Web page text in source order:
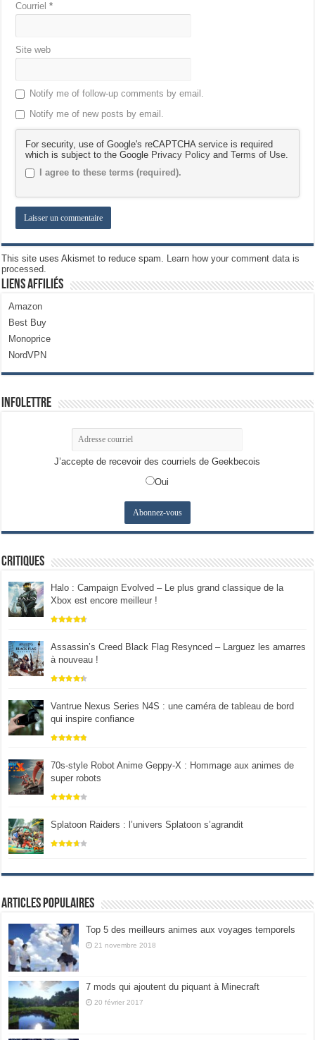
Courriel*
Site web
Notify me of follow-up comments by email.
Notify me of new posts by email.
For security, use of Google's reCAPTCHA service is required
which is subject to the Google Privacy Policy andTerms of Use.
I agree to these terms (required).
This site uses Akismet to reduce spam. Learn how your comment data is
processed.
Liens Affiliés
Amazon
Best Buy
Monoprice
NordVPN
Infolettre
J’accepte de recevoir des courriels de Geekbecois
Oui
Critiques
Halo : Campaign Evolved – Le plus grand classique de la
Xbox est encore meilleur !
Assassin’s Creed Black Flag Resynced – Larguez les amarres
à nouveau !
Vantrue Nexus Series N4S : une caméra de tableau de bord
qui inspire confiance
70s-style Robot Anime Geppy-X : Hommage aux animes de
super robots
Splatoon Raiders : l’univers Splatoon s’agrandit
Articles populaires
Top 5 des meilleurs animes aux voyages temporels
21 novembre 2018
7 mods qui ajoutent du piquant à Minecraft
20 février 2017